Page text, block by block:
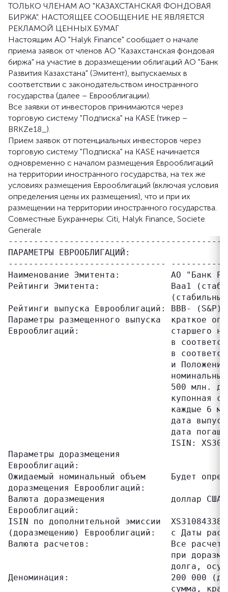
ТОЛЬКО ЧЛЕНАМ АО "КАЗАХСТАНСКАЯ ФОНДОВАЯ
БИРЖА". НАСТОЯЩЕЕ СООБЩЕНИЕ НЕ ЯВЛЯЕТСЯ
РЕКЛАМОЙ ЦЕННЫХ БУМАГ
Настоящим АО "Halyk Finance" сообщает о начале
приема заявок от членов АО "Казахстанская фондовая
биржа" на участие в доразмещении облигаций АО "Банк
Развития Казахстана" (Эмитент), выпускаемых в
соответствии с законодательством иностранного
государства (далее – Еврооблигации).
Все заявки от инвесторов принимаются через
торговую систему "Подписка" на KASE (тикер –
BRKZe18_).
Прием заявок от потенциальных инвесторов через
торговую систему "Подписка" на KASE начинается
одновременно с началом размещения Еврооблигаций
на территории иностранного государства, на тех же
условиях размещения Еврооблигаций (включая условия
определения цены их размещения), что и при их
размещении на территории иностранного государства.
Совместные Букраннеры: Citi, Halyk Finance, Societe
Generale
ПАРАМЕТРЫ ЕВРООБЛИГАЦИЙ:
-------------------------------
Наименование Эмитента:          АО "Банк
Рейтинги Эмитента:              Baa1
Рейтинги выпуска Еврооблигаций: BBB-
Параметры размещенного выпуска  краткое
Еврооблигаций:                  старшего
в
в
и
500 млн.
купонная
каждые 6
дата
дата
ISIN:
Параметры доразмещения
Еврооблигаций:
Ожидаемый номинальный объем     Будет
доразмещения Еврооблигаций:
Валюта доразмещения             доллар США
Еврооблигаций:
ISIN по дополнительной эмиссии
(доразмещению) Еврооблигаций:   с Даты
Валюта расчетов:                Все расчеты
при
долга,
Деноминация:                    200 000
сумма,